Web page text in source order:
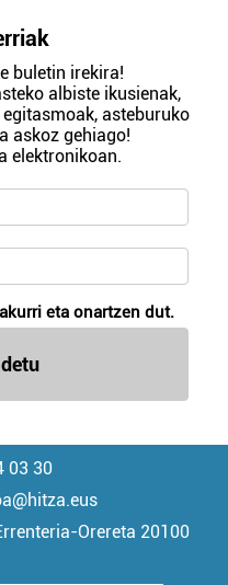
buletin irekira!
albiste ikusienak,
asteburuko
askoz gehiago!
elektronikoan.
eta onartzen dut.
03 30
Orereta 20100